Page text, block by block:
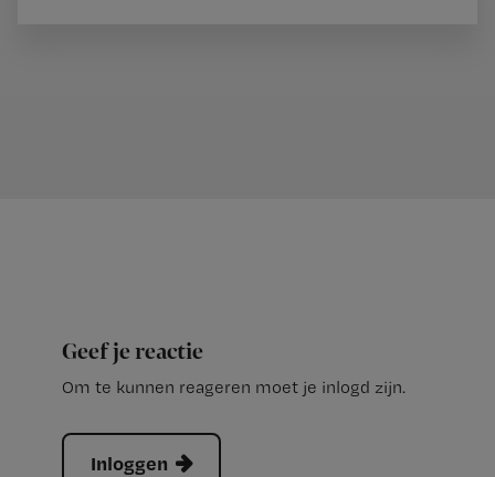
Geef je reactie
Om te kunnen reageren moet je inlogd zijn.
Inloggen